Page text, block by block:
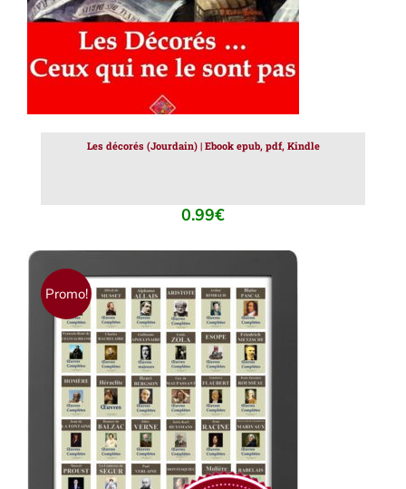
Les décorés (Jourdain) | Ebook epub, pdf, Kindle
0.99€
Promo!
AJOUTER AU PANIER / DÉTAILS